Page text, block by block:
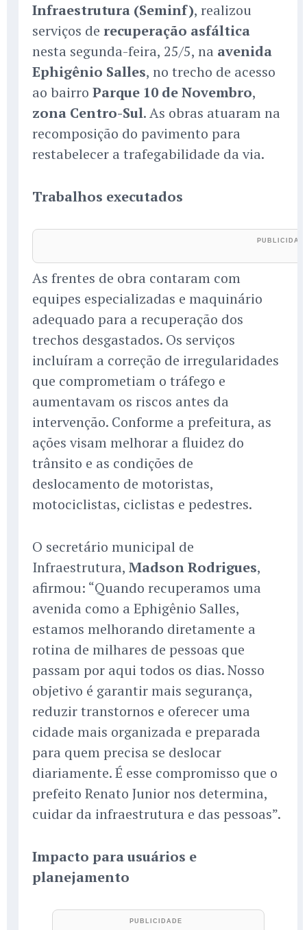
Infraestrutura (Seminf), realizou
serviços de recuperação asfáltica
nesta segunda-feira, 25/5, na avenida
Ephigênio Salles, no trecho de acesso
ao bairro Parque 10 de Novembro,
zona Centro-Sul. As obras atuaram na
recomposição do pavimento para
restabelecer a trafegabilidade da via.
Trabalhos executados
As frentes de obra contaram com
equipes especializadas e maquinário
adequado para a recuperação dos
trechos desgastados. Os serviços
incluíram a correção de irregularidades
que comprometiam o tráfego e
aumentavam os riscos antes da
intervenção. Conforme a prefeitura, as
ações visam melhorar a fluidez do
trânsito e as condições de
deslocamento de motoristas,
motociclistas, ciclistas e pedestres.
O secretário municipal de
Infraestrutura, Madson Rodrigues,
afirmou: “Quando recuperamos uma
avenida como a Ephigênio Salles,
estamos melhorando diretamente a
rotina de milhares de pessoas que
passam por aqui todos os dias. Nosso
objetivo é garantir mais segurança,
reduzir transtornos e oferecer uma
cidade mais organizada e preparada
para quem precisa se deslocar
diariamente. É esse compromisso que o
prefeito Renato Junior nos determina,
cuidar da infraestrutura e das pessoas”.
Impacto para usuários e
planejamento